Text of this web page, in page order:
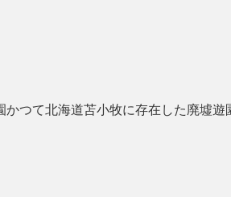
つて北海道苫小牧に存在した廃墟